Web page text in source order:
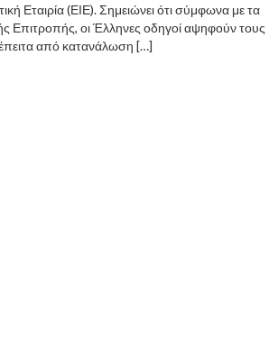
Εταιρία (ΕΙΕ). Σημειώνει ότι σύμφωνα με τα
Επιτροπής, οι Έλληνες οδηγοί αψηφούν τους
έπειτα από κατανάλωση […]